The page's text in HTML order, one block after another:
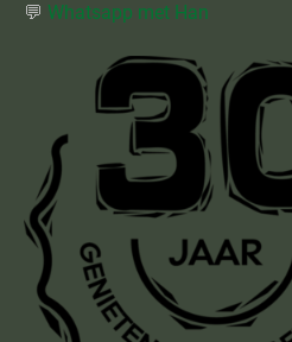
💬 Whatsapp met Han